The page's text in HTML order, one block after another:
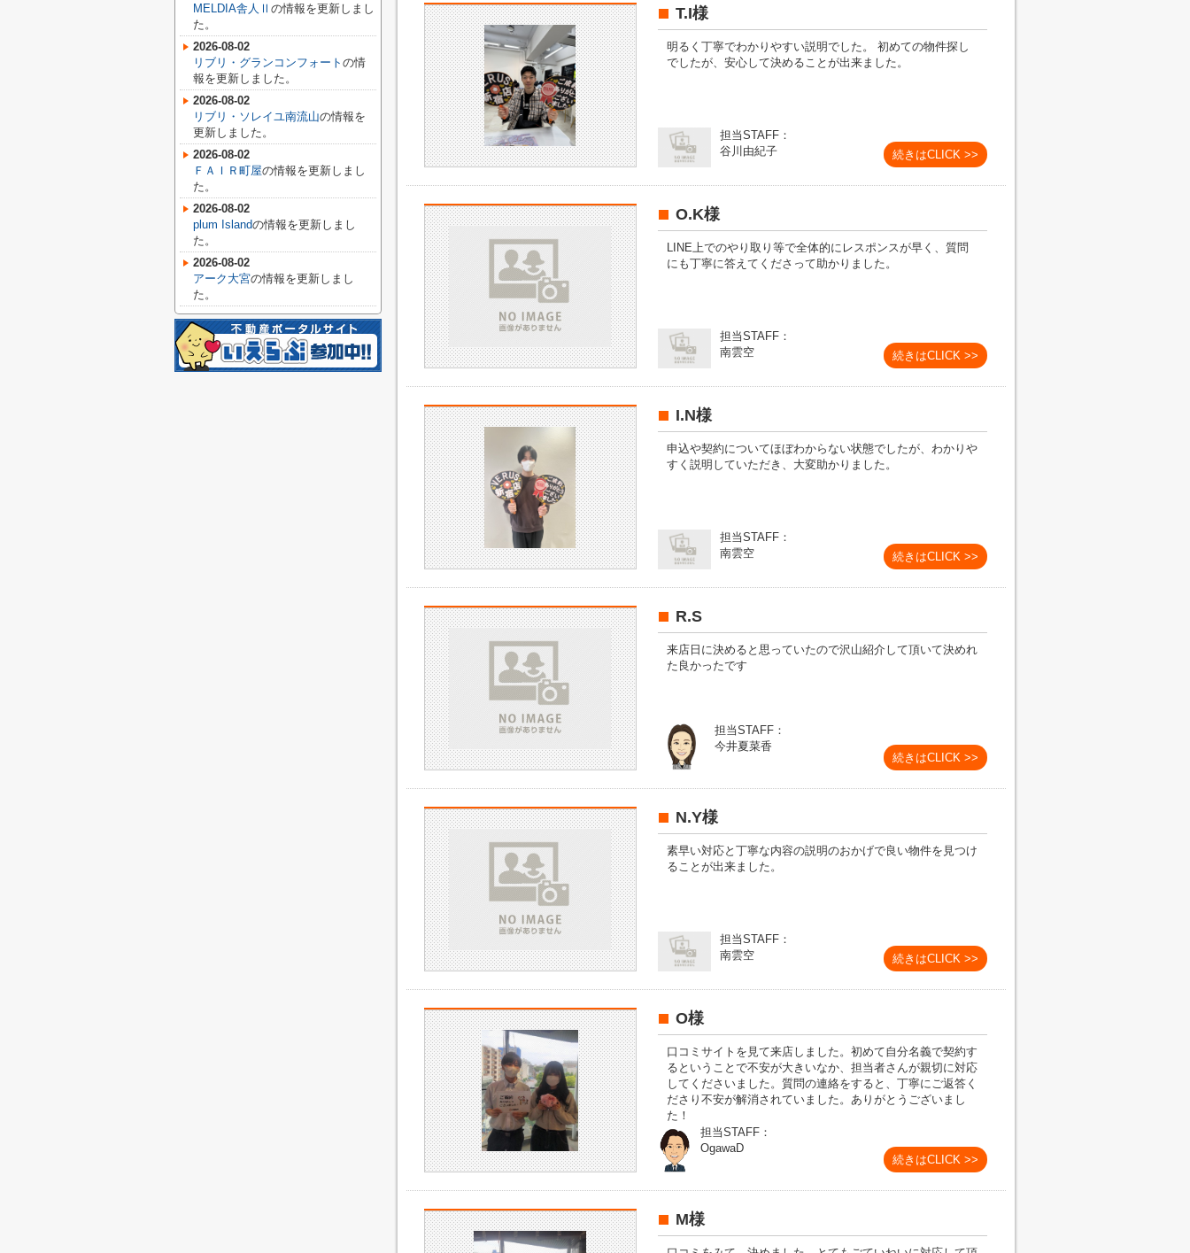
T.I様
明るく丁寧でわかりやすい説明でした。 初めての物件探し
でしたが、安心して決めることが出来ました。
担当STAFF：
谷川由紀子
続きはCLICK >>
O.K様
LINE上でのやり取り等で全体的にレスポンスが早く、質問
にも丁寧に答えてくださって助かりました。
担当STAFF：
南雲空
続きはCLICK >>
I.N様
申込や契約についてほぼわからない状態でしたが、わかりや
すく説明していただき、大変助かりました。
担当STAFF：
南雲空
続きはCLICK >>
R.S
来店日に決めると思っていたので沢山紹介して頂いて決めれ
た良かったです
担当STAFF：
今井夏菜香
続きはCLICK >>
N.Y様
素早い対応と丁寧な内容の説明のおかげで良い物件を見つけ
ることが出来ました。
担当STAFF：
南雲空
続きはCLICK >>
O様
口コミサイトを見て来店しました。初めて自分名義で契約す
るということで不安が大きいなか、担当者さんが親切に対応
してくださいました。質問の連絡をすると、丁寧にご返答く
ださり不安が解消されていました。ありがとうございまし
た！
担当STAFF：
OgawaD
続きはCLICK >>
M様
MELDIA舎人Ⅱ の情報を更新しまし
た。
2026-08-02
リブリ・グランコンフォート の情
報を更新しました。
2026-08-02
リブリ・ソレイユ南流山の情報を
更新しました。
2026-08-02
ＦＡＩＲ町屋の情報を更新しまし
た。
2026-08-02
plum Islandの情報を更新しまし
た。
2026-08-02
アーク大宮の情報を更新しまし
た。